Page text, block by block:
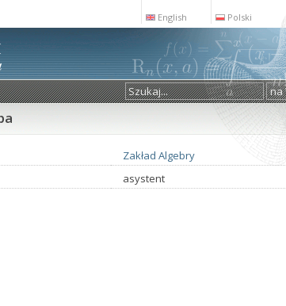
English Polski
Zakład Algebry
asystent